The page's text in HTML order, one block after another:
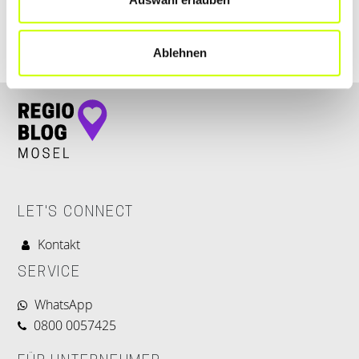
Ablehnen
LET'S CONNECT
Kontakt
SERVICE
WhatsApp
0800 0057425